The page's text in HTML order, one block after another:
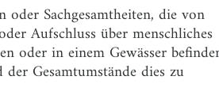
Allgemeine
oder Sachgesamtheiten, die von
Aufschluss über menschliches
oder in einem Gewässer
Gesamtumstände dies zu